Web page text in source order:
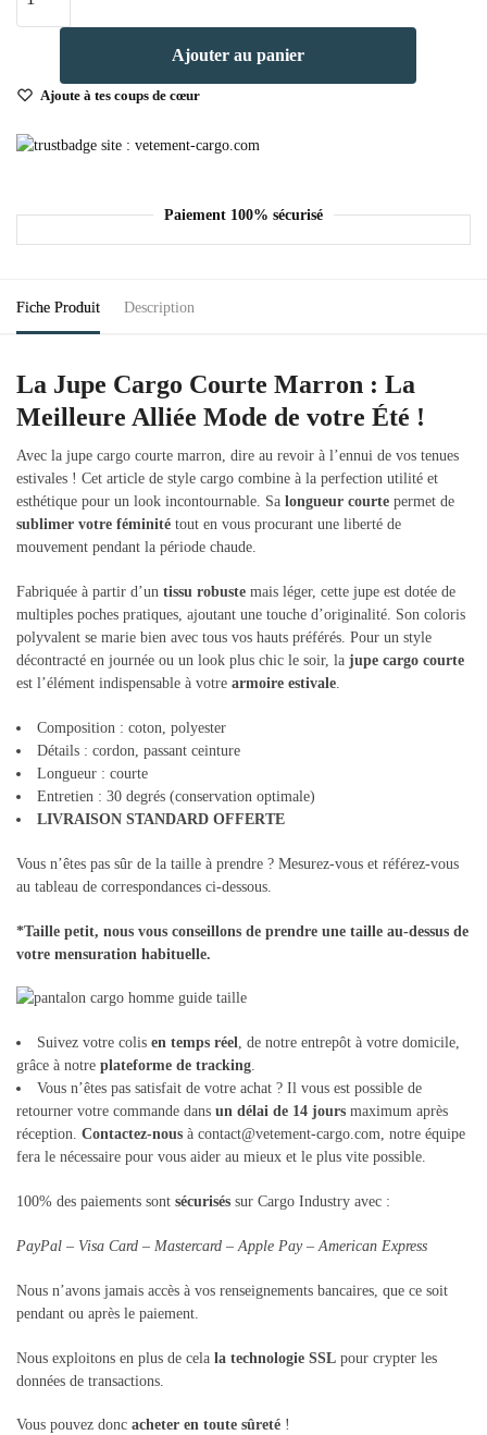
Ajouter au panier
Ajoute à tes coups de cœur
Paiement 100% sécurisé
Fiche Produit Description
La Jupe Cargo Courte Marron : La
Meilleure Alliée Mode de votre Été !
Avec la jupe cargo courte marron, dire au revoir à l’ennui de vos tenues
estivales ! Cet article de style cargo combine à la perfection utilité et
esthétique pour un look incontournable. Sa longueur courte permet de
sublimer votre féminité tout en vous procurant une liberté de
mouvement pendant la période chaude.
Fabriquée à partir d’un tissu robuste mais léger, cette jupe est dotée de
multiples poches pratiques, ajoutant une touche d’originalité. Son coloris
polyvalent se marie bien avec tous vos hauts préférés. Pour un style
décontracté en journée ou un look plus chic le soir, la jupe cargo courte
est l’élément indispensable à votre armoire estivale.
Composition : coton, polyester
Détails : cordon, passant ceinture
Longueur : courte
Entretien : 30 degrés (conservation optimale)
LIVRAISON STANDARD OFFERTE
Vous n’êtes pas sûr de la taille à prendre ? Mesurez-vous et référez-vous
au tableau de correspondances ci-dessous.
*Taille petit, nous vous conseillons de prendre une taille au-dessus de
votre mensuration habituelle.
Suivez votre colis en temps réel, de notre entrepôt à votre domicile,
grâce à notre plateforme de tracking.
Vous n’êtes pas satisfait de votre achat ? Il vous est possible de
retourner votre commande dans un délai de 14 jours maximum après
réception. Contactez-nous à contact@vetement-cargo.com, notre équipe
fera le nécessaire pour vous aider au mieux et le plus vite possible.
100% des paiements sont sécurisés sur Cargo Industry avec :
PayPal – Visa Card – Mastercard – Apple Pay – American Express
Nous n’avons jamais accès à vos renseignements bancaires, que ce soit
pendant ou après le paiement.
Nous exploitons en plus de cela la technologie SSL pour crypter les
données de transactions.
Vous pouvez donc acheter en toute sûreté !